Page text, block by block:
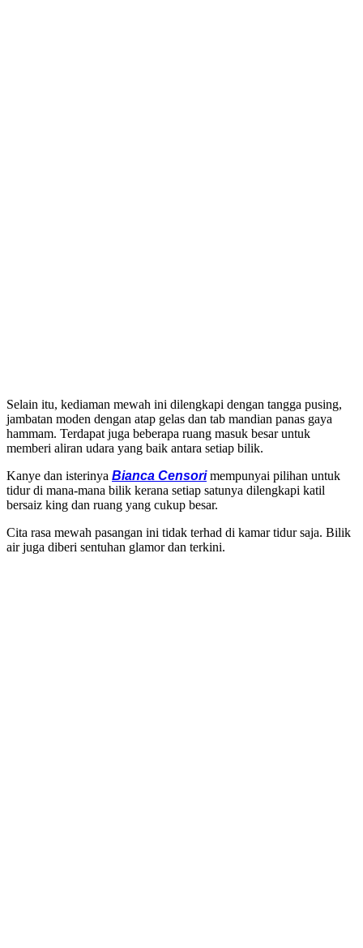
Selain itu, kediaman mewah ini dilengkapi dengan tangga pusing,
jambatan moden dengan atap gelas dan tab mandian panas gaya
hammam. Terdapat juga beberapa ruang masuk besar untuk
memberi aliran udara yang baik antara setiap bilik.
Kanye dan isterinya Bianca Censorimempunyai pilihan untuk
tidur di mana-mana bilik kerana setiap satunya dilengkapi katil
bersaiz king dan ruang yang cukup besar.
Cita rasa mewah pasangan ini tidak terhad di kamar tidur saja. Bilik
air juga diberi sentuhan glamor dan terkini.